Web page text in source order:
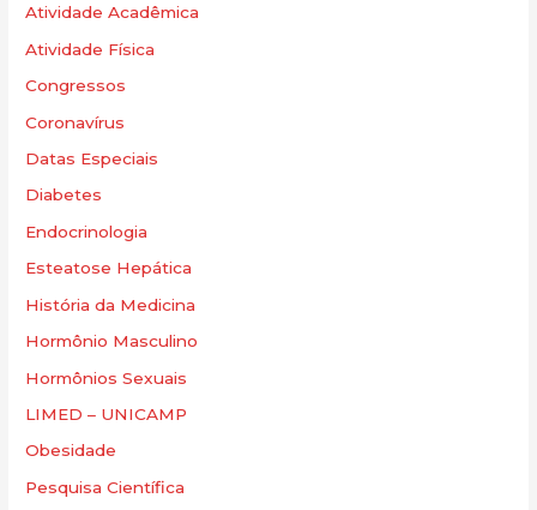
Atividade Acadêmica
Atividade Física
Congressos
Coronavírus
Datas Especiais
Diabetes
Endocrinologia
Esteatose Hepática
História da Medicina
Hormônio Masculino
Hormônios Sexuais
LIMED – UNICAMP
Obesidade
Pesquisa Científica